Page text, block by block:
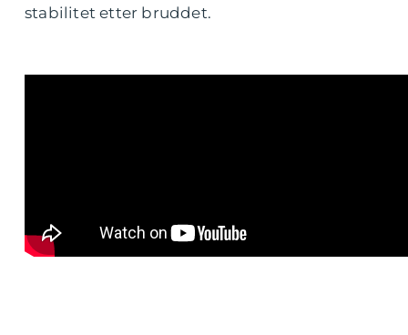
stabilitet etter bruddet.